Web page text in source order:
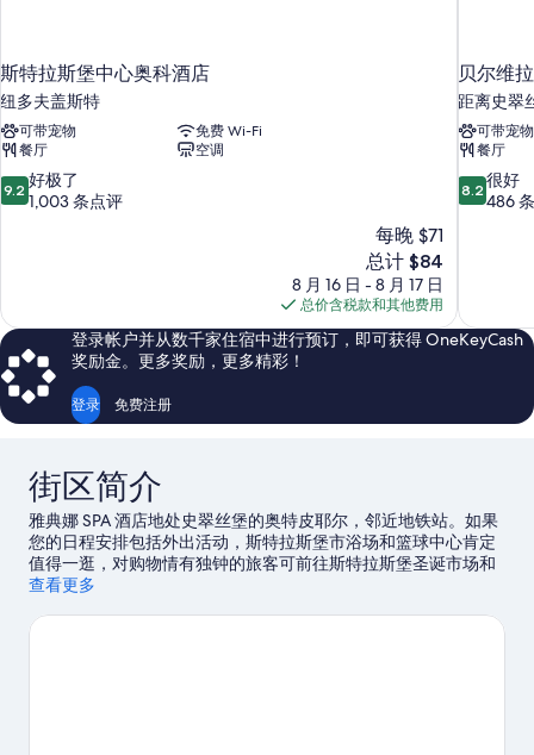
斯特拉斯堡中心奥科酒店
纽多夫盖斯特
可带宠物
免费 Wi-Fi
餐厅
空调
9.2
分，
了，
1,003
条
点
评
9.2 好极了
1,003 条点评
每晚 $71
新
价
格
$84
总计 $84
8 月 16 日 - 8 月 17 日
总价含税款和其他费用
贝尔维
距离史翠
可带宠物
餐厅
8.2
分，
486
条
8.2 很好
486
登录帐户并从数千家住宿中进行预订，即可获得 OneKeyCash
奖励金。更多奖励，更多精彩！
登录 免费注册
街区简介
雅典娜 SPA 酒店地处史翠丝堡的奥特皮耶尔，邻近地铁站。如果
您的日程安排包括外出活动，斯特拉斯堡市浴场和篮球中心肯定
值得一逛，对购物情有独钟的旅客可前往斯特拉斯堡圣诞市场和
哈里斯广场购物中心。想在镇上参加一场活动或游戏？来看看艾
史翠丝堡旅行指南
查看更多